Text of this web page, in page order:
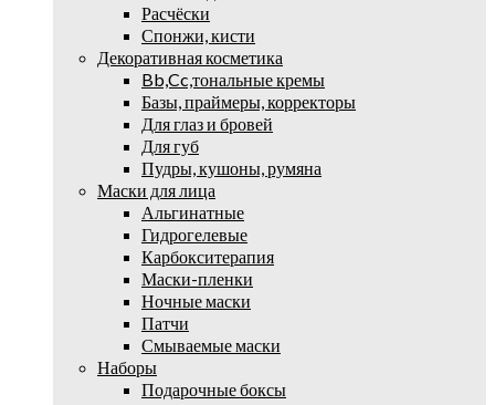
Расчёски
Спонжи, кисти
Декоративная косметика
Bb,Cc,тональные кремы
Базы, праймеры, корректоры
Для глаз и бровей
Для губ
Пудры, кушоны, румяна
Маски для лица
Альгинатные
Гидрогелевые
Карбокситерапия
Маски-пленки
Ночные маски
Патчи
Смываемые маски
Наборы
Подарочные боксы